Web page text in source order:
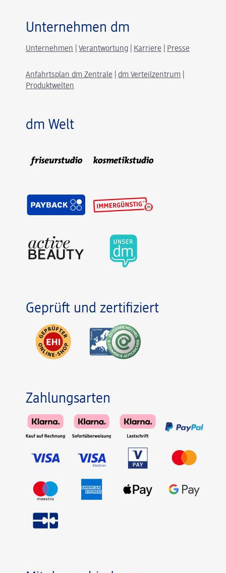
Unternehmen dm
Unternehmen Verantwortung Karriere Presse
Anfahrtsplan dm Zentrale dm Verteilzentrum
Produktwelten
dm Welt
Geprüft und zertifiziert
Zahlungsarten